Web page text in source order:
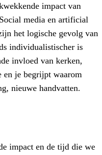
impact van
media en artificial
het logische gevolg van
individualistischer is
invloed van kerken,
en je begrijpt waarom
nieuwe handvatten.
impact en de tijd die we